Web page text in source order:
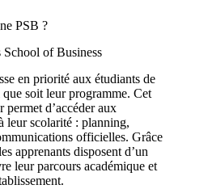
PSB ?
School of Business
en priorité aux étudiants de
soit leur programme. Cet
permet d’accéder aux
leur scolarité : planning,
officielles. Grâce
apprenants disposent d’un
leur parcours académique et